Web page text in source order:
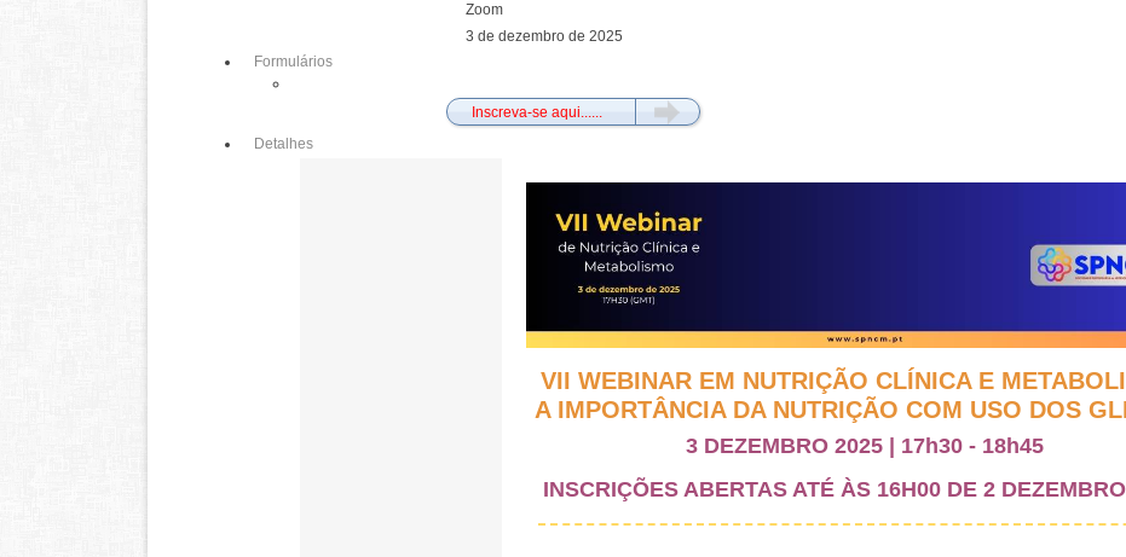
Zoom
3 de dezembro de 2025
Formulários
Inscreva-se aqui......
Fechado
Detalhes
VII WEBINAR EM NUTRIÇÃO CLÍNICA E
A IMPORTÂNCIA DA NUTRIÇÃO COM USO DOS
3 DEZEMBRO 2025 | 17h30 - 18h45
INSCRIÇÕES ABERTAS ATÉ ÀS 16H00 DE 2